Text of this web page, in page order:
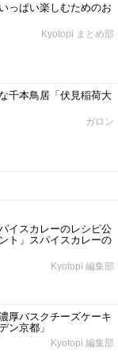
っぱい楽しむためのお
Kyotopi まとめ部
千本鳥居「伏見稲荷大
ガロン
イスカレーのレシピ公
ト」スパイスカレーの
Kyotopi 編集部
厚バスクチーズケーキ
ン京都」
Kyotopi 編集部